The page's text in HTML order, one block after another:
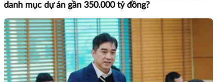
danh mục dự án gần 350.000 tỷ đồng?